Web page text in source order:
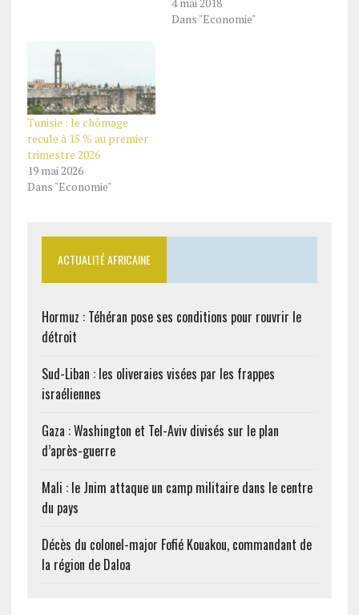
Dans "Economie"
Tunisie : le chômage
recule à 15 % au premier
trimestre 2026
19 mai 2026
Dans "Economie"
ACTUALITÉ AFRICAINE
Hormuz : Téhéran pose ses conditions pour rouvrir le
détroit
Sud-Liban : les oliveraies visées par les frappes
israéliennes
Gaza : Washington et Tel-Aviv divisés sur le plan
d’après-guerre
Mali : le Jnim attaque un camp militaire dans le centre
du pays
Décès du colonel-major Fofié Kouakou, commandant de
la région de Daloa